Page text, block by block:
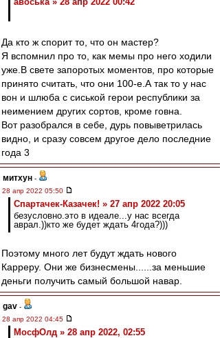
Да кто ж спорит то, что он мастер?
Я вспомнил про то, как мемы про него ходили
уже.В свете запоротых моментов, про которые
принято считать, что они 100-е.А так то у нас
вон и шлюба с сиськой герои республики за
неимением других сортов, кроме говна.
Вот разобрался в себе, дурь повыветрилась
видно, и сразу совсем другое дело последние
года 3
митхун -
28 апр 2022 05:50
Спартачек-Казачек! » 27 апр 2022 20:05
безусловно.это в идеале...у нас всегда
аврал.))кто же будет ждать 4года?)))
Поэтому много лет будут ждать нового
Карреру. Они же бизнесмены......за меньшие
деньги получить самый большой навар.
gav -
28 апр 2022 04:45
МосфОлд » 28 апр 2022, 02:55